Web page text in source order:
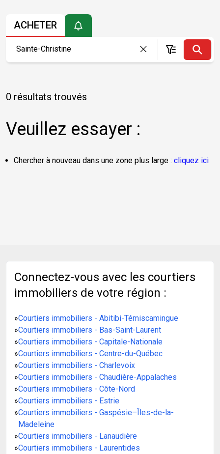
ACHETER
0 résultats trouvés
Veuillez essayer :
Chercher à nouveau dans une zone plus large : cliquez ici
Connectez-vous avec les courtiers
immobiliers de votre région :
»Courtiers immobiliers - Abitibi-Témiscamingue
»Courtiers immobiliers - Bas-Saint-Laurent
»Courtiers immobiliers - Capitale-Nationale
»Courtiers immobiliers - Centre-du-Québec
»Courtiers immobiliers - Charlevoix
»Courtiers immobiliers - Chaudière-Appalaches
»Courtiers immobiliers - Côte-Nord
»Courtiers immobiliers - Estrie
»Courtiers immobiliers - Gaspésie–Îles-de-la-
Madeleine
»Courtiers immobiliers - Lanaudière
»Courtiers immobiliers - Laurentides